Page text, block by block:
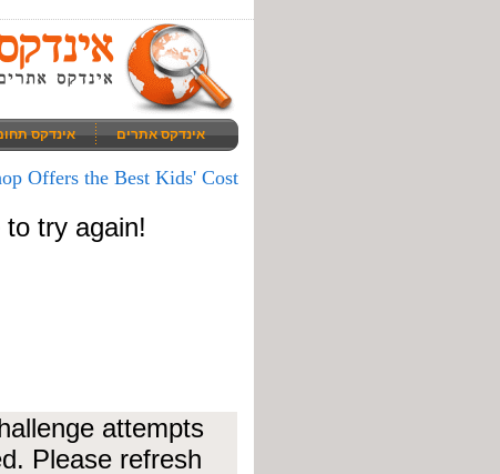
אינדקס אתרים אינדקס
Offers the Best Kids' Cost